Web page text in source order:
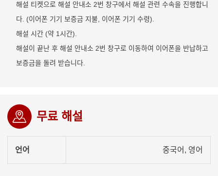
해설 티켓으로 해설 안내소 2번 창구에서 해설 관련 수속을 진행합니
다. (이어폰 기기 보증금 지불, 이어폰 기기 수령).
해설 시간 (약 1시간).
해설이 끝난 후 해설 안내소 2번 창구로 이동하여 이어폰을 반납하고
보증금을 돌려 받습니다.
무료 해설
언어 중국어, 영어